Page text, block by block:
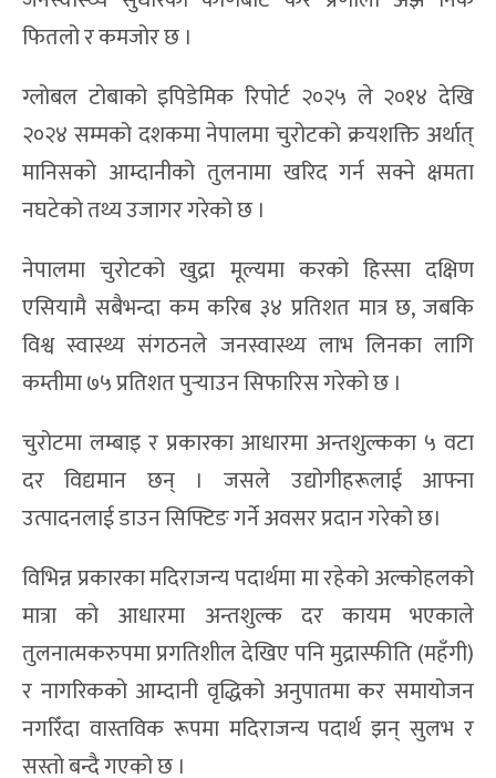
फितलो र कमजोर छ ।
ग्लोबल टोबाको इपिडेमिक रिपोर्ट २०२५ ले २०१४ देखि
२०२४ सम्मको दशकमा नेपालमा चुरोटको क्रयशक्ति अर्थात्
मानिसको आम्दानीको तुलनामा खरिद गर्न सक्ने क्षमता
नघटेको तथ्य उजागर गरेको छ ।
नेपालमा चुरोटको खुद्रा मूल्यमा करको हिस्सा दक्षिण
एसियामै सबैभन्दा कम करिब ३४ प्रतिशत मात्र छ, जबकि
विश्व स्वास्थ्य संगठनले जनस्वास्थ्य लाभ लिनका लागि
कम्तीमा ७५ प्रतिशत पुर्‍याउन सिफारिस गरेको छ ।
चुरोटमा लम्बाइ र प्रकारका आधारमा अन्तशुल्कका ५ वटा
दर विद्यमान छन् । जसले उद्योगीहरूलाई आफ्ना
उत्पादनलाई डाउन सिफ्टिङ गर्ने अवसर प्रदान गरेको छ।
विभिन्न प्रकारका मदिराजन्य पदार्थमा मा रहेको अल्कोहलको
मात्रा को आधारमा अन्तशुल्क दर कायम भएकाले
तुलनात्मकरुपमा प्रगतिशील देखिए पनि मुद्रास्फीति (महँगी)
र नागरिकको आम्दानी वृद्धिको अनुपातमा कर समायोजन
नगरिँदा वास्तविक रूपमा मदिराजन्य पदार्थ झन् सुलभ र
सस्तो बन्दै गएको छ ।